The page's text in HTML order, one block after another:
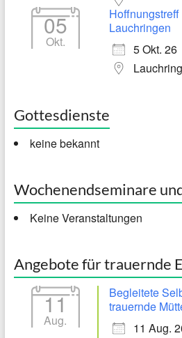
05
Okt.
Lauchringen
5 Okt. 26
Gottesdienste
keine bekannt
Wochenendseminare
Keine Veranstaltungen
Angebote für trauernde
11
Aug.
Begleitete
trauernde
11 Aug.